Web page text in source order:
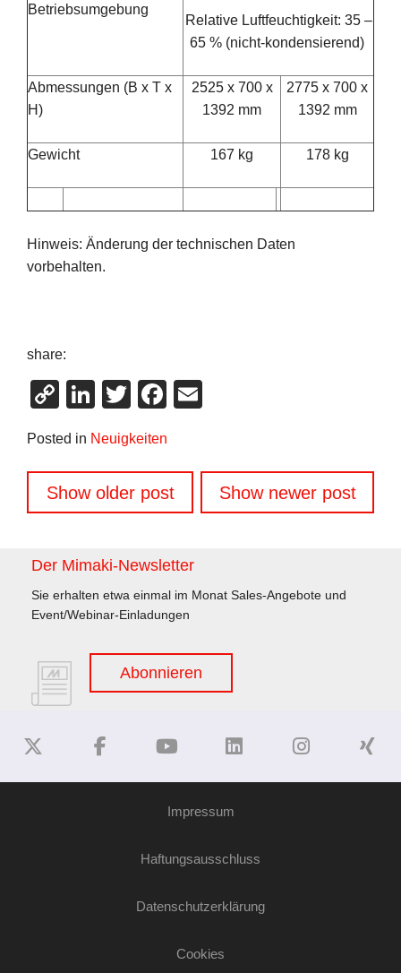
Betriebsumgebung
Relative Luftfeuchtigkeit: 35 –
65 % (nicht-kondensierend)
Abmessungen (B x T x
H)
2525 x 700 x
1392 mm
2775 x 700 x
1392 mm
Gewicht 167 kg 178 kg
Hinweis: Änderung der technischen Daten
vorbehalten.
share:
CopyLinkedIn
TwitterFacebook
Posted in Neuigkeiten
Beitragsnavigation
Show older post Show newer post
Der Mimaki-Newsletter
Sie erhalten etwa einmal im Monat Sales-Angebote und
Event/Webinar-Einladungen
Abonnieren
Impressum
Haftungsausschluss
Datenschutzerklärung
Cookies